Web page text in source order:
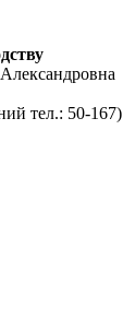
тел.: 50-167)